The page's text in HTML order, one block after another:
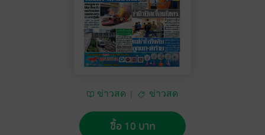
ข่าวสด ข่าวสด
ซื้อ 10 บาท